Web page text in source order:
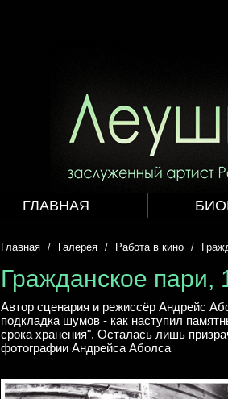
ГЛАВНАЯ
Главная Галерея Работа в кино
Гражданское пари,
Автор сценария и режиссёр Андрейс
подкладка шумов - как наступил
срока хранения". Осталась лишь
фотографии Андрейса Аболса